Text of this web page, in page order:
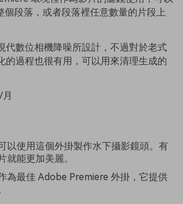
個段落，或者段落裡任意數量的片段上
代數位相機降噪所設計，不過對於老式
的過程也很有用，可以用來清理生成的
以使用這個外掛製作水下攝影鏡頭。有
就能更加美麗。
為最佳 Adobe Premiere 外掛，它提供